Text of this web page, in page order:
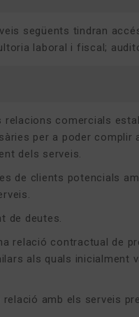
següents tindran
laboral i fiscal;
comercials
per a poder complir
dels serveis.
de clients potencials
de deutes.
relació contractual de
als quals inicialment
amb els serveis